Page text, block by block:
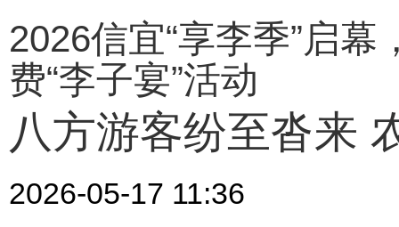
2026信宜“享李季”启
费“李子宴”活动
八方游客纷至沓来
2026-05-17 11:36